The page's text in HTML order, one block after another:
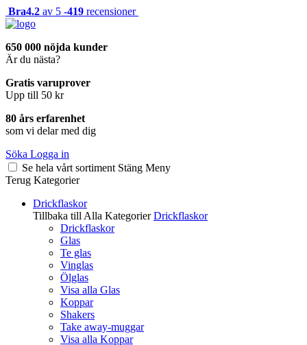
Bra4.2 av 5 -419 recensioner
650 000 nöjda kunder
Är du nästa?
Gratis varuprover
Upp till 50 kr
80 års erfarenhet
som vi delar med dig
Söka Logga in
Se hela vårt sortiment Stäng Meny
Terug Kategorier
Drickflaskor
Tillbaka till Alla Kategorier Drickflaskor
Drickflaskor
Glas
Te glas
Vinglas
Ölglas
Visa alla Glas
Koppar
Shakers
Take away-muggar
Visa alla Koppar